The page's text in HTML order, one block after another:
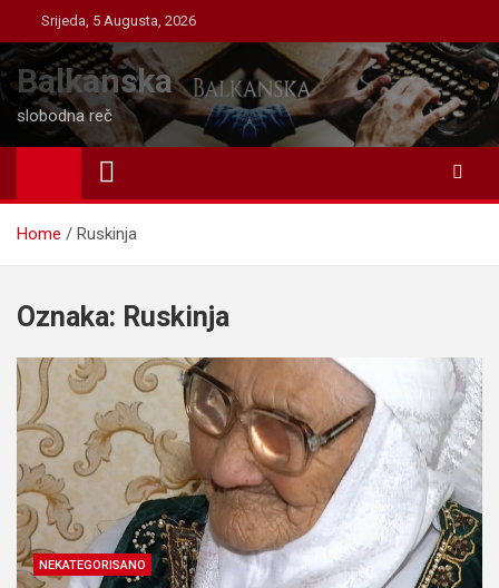
to
content
Srijeda, 5 Augusta, 2026
Balkanska
slobodna reč
Home Ruskinja
Oznaka: Ruskinja
NEKATEGORISANO